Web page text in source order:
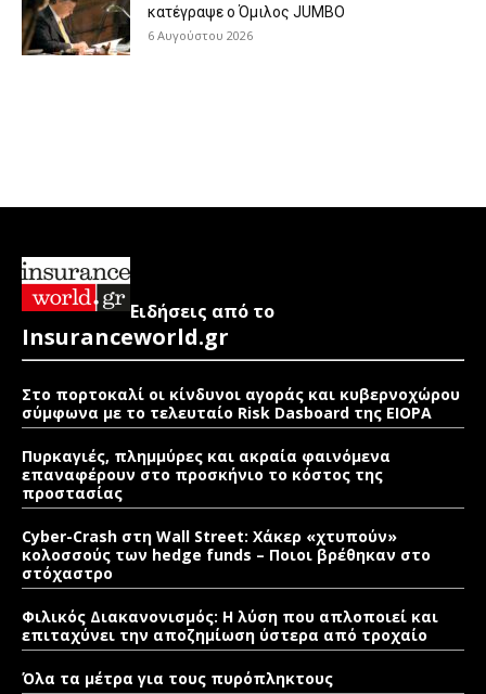
κατέγραψε ο Όμιλος JUMBO
6 Αυγούστου 2026
Ειδήσεις από το
Insuranceworld.gr
Στο πορτοκαλί οι κίνδυνοι αγοράς και κυβερνοχώρου
σύμφωνα με το τελευταίο Risk Dasboard της EIOPA
Πυρκαγιές, πλημμύρες και ακραία φαινόμενα
επαναφέρουν στο προσκήνιο το κόστος της
προστασίας
Cyber-Crash στη Wall Street: Χάκερ «χτυπούν»
κολοσσούς των hedge funds – Ποιοι βρέθηκαν στο
στόχαστρο
Φιλικός Διακανονισμός: Η λύση που απλοποιεί και
επιταχύνει την αποζημίωση ύστερα από τροχαίο
Όλα τα μέτρα για τους πυρόπληκτους